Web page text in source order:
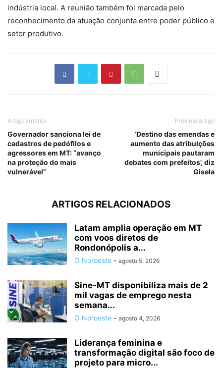
indústria local. A reunião também foi marcada pelo
reconhecimento da atuação conjunta entre poder público e
setor produtivo.
Artigo anterior
Governador sanciona lei de
cadastros de pedófilos e
agressores em MT: “avanço
na proteção do mais
vulnerável”
Próximo artigo
‘Destino das emendas e
aumento das atribuições
municipais pautaram
debates com prefeitos’, diz
Gisela
ARTIGOS RELACIONADOS
Latam amplia operação em MT
com voos diretos de
Rondonópolis a...
O Noroeste - agosto 5, 2026
Sine-MT disponibiliza mais de 2
mil vagas de emprego nesta
semana...
O Noroeste - agosto 4, 2026
Liderança feminina e
transformação digital são foco de
projeto para micro...